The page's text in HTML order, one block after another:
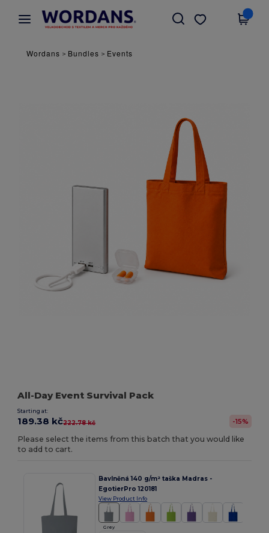
× Aplikace Wordans
Lepší ceny v aplikaci!
Stáhnout app
Wordans > Bundles > Events
All-Day Event Survival Pack
Starting at:
189.38 kč222.78 kč -15%
Please select the items from this batch that you would like
to add to cart.
Bavlněná 140 g/m² taška Madras -
EgotierPro 120181
View Product Info
Grey